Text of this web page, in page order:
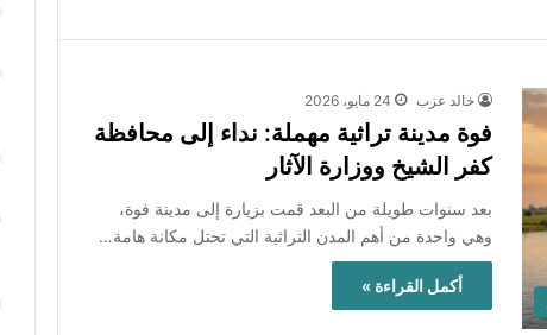
خالد عزب 24 مايو، 2026
فوة مدينة تراثية مهملة: نداء إلى محافظة
كفر الشيخ ووزارة الآثار
بعد سنوات طويلة من البعد قمت بزيارة إلى مدينة فوة،
وهي واحدة من أهم المدن التراثية التي تحتل مكانة هامة…
أكمل القراءة »